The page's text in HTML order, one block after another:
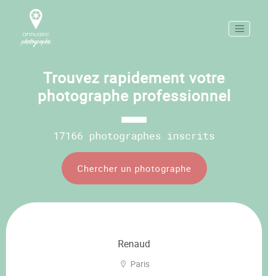
Trouvez rapidement votre
photographe professionnel
17166 photographes inscrits
Chercher un photographe
Renaud
Paris